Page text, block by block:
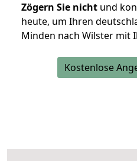
Zögern Sie nicht und
heute, um Ihren
Minden nach Wilster mit
Kostenlose